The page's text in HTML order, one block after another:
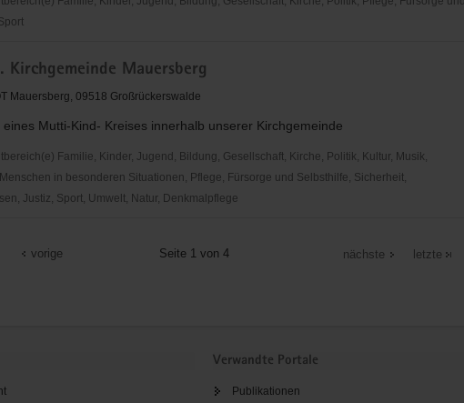
Kirchgemeinde Mauersberg
Mauersberg, 09518 Großrückerswalde
eines Mutti-Kind- Kreises innerhalb unserer Kirchgemeinde
Familie, Kinder, Jugend, Bildung, Gesellschaft, Kirche, Politik, Kultur, Musik,
in besonderen Situationen, Pflege, Fürsorge und Selbsthilfe, Sicherheit,
Justiz, Sport, Umwelt, Natur, Denkmalpflege
vorige Seite 1 von 4 nächste letzte
Verwandte Portale
Publikationen